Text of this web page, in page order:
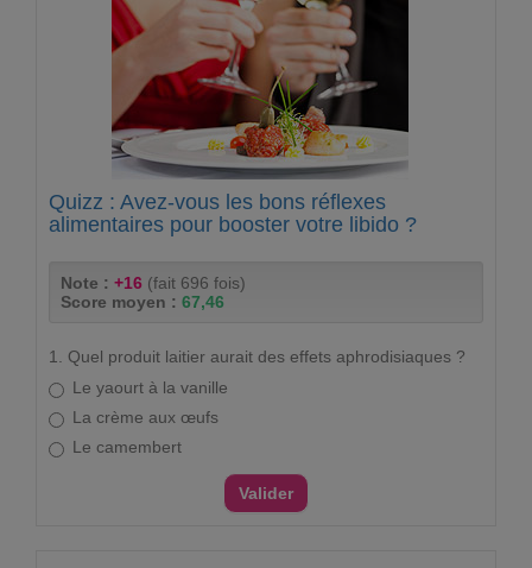
Quizz : Avez-vous les bons réflexes
alimentaires pour booster votre libido ?
Note : +16 (fait 696 fois)
Score moyen : 67,46
1. Quel produit laitier aurait des effets aphrodisiaques ?
Le yaourt à la vanille
La crème aux œufs
Le camembert